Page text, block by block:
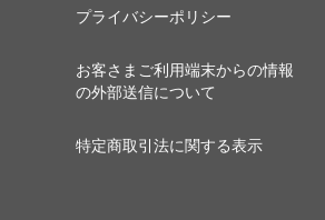
プライバシーポリシー
お客さまご利用端末からの情報
の外部送信について
特定商取引法に関する表示